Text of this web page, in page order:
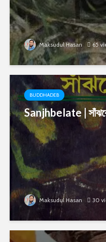
Maksudul Hasan 65
BUDDHADEB
Sanjhbelate |
Maksudul Hasan 30